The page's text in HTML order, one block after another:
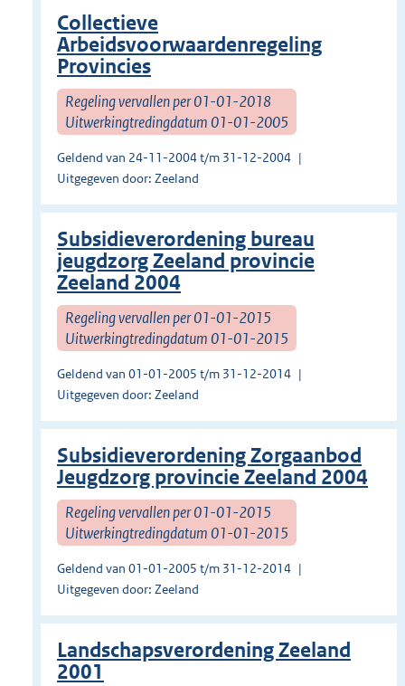
Collectieve
Arbeidsvoorwaardenregeling
Provincies
Regeling vervallen per 01-01-2018
Uitwerkingtredingdatum 01-01-2005
Geldend van 24-11-2004 t/m 31-12-2004
Uitgegeven door: Zeeland
Subsidieverordening bureau
jeugdzorg Zeeland provincie
Zeeland 2004
Regeling vervallen per 01-01-2015
Uitwerkingtredingdatum 01-01-2015
Geldend van 01-01-2005 t/m 31-12-2014
Uitgegeven door: Zeeland
Subsidieverordening Zorgaanbod
Jeugdzorg provincie Zeeland 2004
Regeling vervallen per 01-01-2015
Uitwerkingtredingdatum 01-01-2015
Geldend van 01-01-2005 t/m 31-12-2014
Uitgegeven door: Zeeland
Landschapsverordening Zeeland
2001